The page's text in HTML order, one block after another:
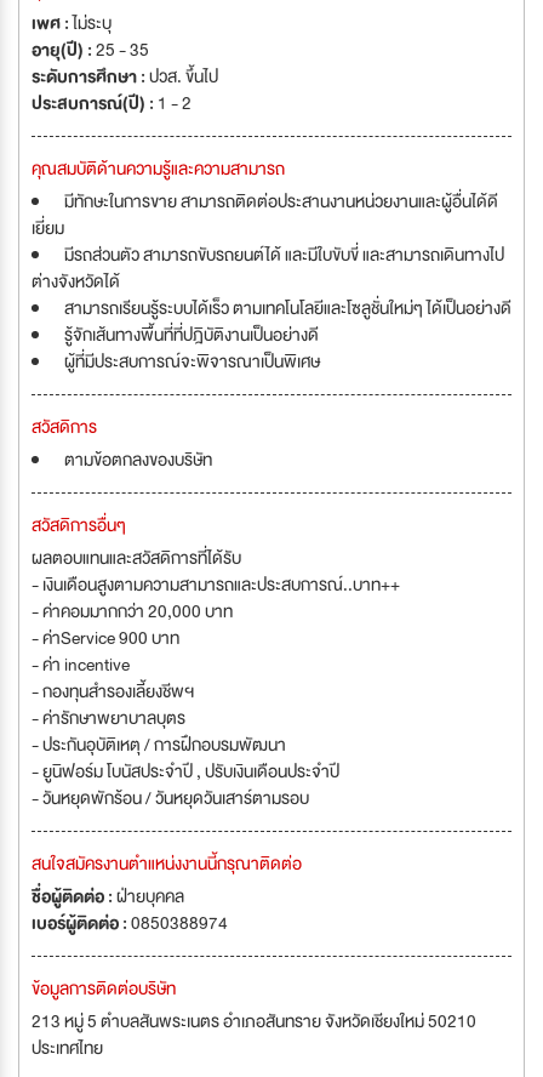
เพศ :ไม่ระบุ
อายุ(ปี) :25 - 35
ระดับการศึกษา :ปวส. ขึ้นไป
ประสบการณ์(ปี) : 1 - 2
คุณสมบัติด้านความรู้และความสามารถ
มีทักษะในการขาย สามารถติดต่อประสานงานหน่วยงานและผู้อื่นได้ดี
เยี่ยม
มีรถส่วนตัว สามารถขับรถยนต์ได้ และมีใบขับขี่ และสามารถเดินทางไป
ต่างจังหวัดได้
สามารถเรียนรู้ระบบได้เร็ว ตามเทคโนโลยีและโซลูชั่นใหม่ๆ ได้เป็นอย่างดี
รู้จักเส้นทางพื้นที่ที่ปฎิบัติงานเป็นอย่างดี
ผู้ที่มีประสบการณ์จะพิจารณาเป็นพิเศษ
สวัสดิการ
ตามข้อตกลงของบริษัท
สวัสดิการอื่นๆ
ผลตอบแทนและสวัสดิการที่ได้รับ
- เงินเดือนสูงตามความสามารถและประสบการณ์..บาท++
- ค่าคอมมากกว่า 20,000 บาท
- ค่าService 900 บาท
- ค่า incentive
- กองทุนสำรองเลี้ยงชีพฯ
- ค่ารักษาพยาบาลบุตร
- ประกันอุบัติเหตุ / การฝึกอบรมพัฒนา
- ยูนิฟอร์ม โบนัสประจำปี , ปรับเงินเดือนประจำปี
- วันหยุดพักร้อน / วันหยุดวันเสาร์ตามรอบ
สนใจสมัครงานตำแหน่งงานนี้กรุณาติดต่อ
ชื่อผู้ติดต่อ :ฝ่ายบุคคล
เบอร์ผู้ติดต่อ :0850388974
ข้อมูลการติดต่อบริษัท
213 หมู่ 5 ตำบลสันพระเนตร อำเภอสันทราย จังหวัดเชียงใหม่ 50210
ประเทศไทย